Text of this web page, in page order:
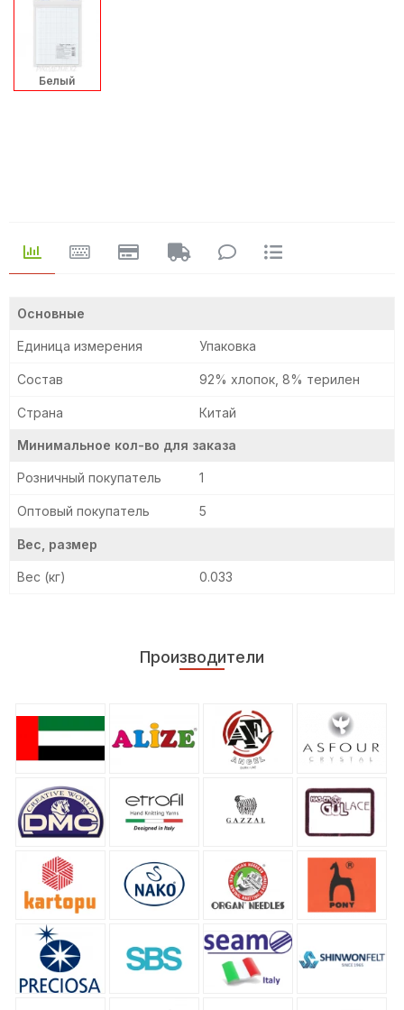
Основные
Единица измерения Упаковка
Состав 92% хлопок, 8% терилен
Страна Китай
Минимальное кол-во для заказа
Розничный покупатель 1
Оптовый покупатель 5
Вес, размер
Вес (кг) 0.033
Белый
Производители